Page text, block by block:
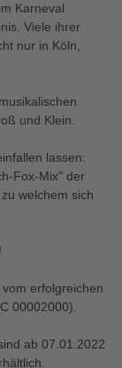
Karneval
Viele ihrer
nur in Köln,
und Klein.
lassen:
Fox-Mix" der
welchem sich
erfolgreichen
00002000).
ab 07.01.2022